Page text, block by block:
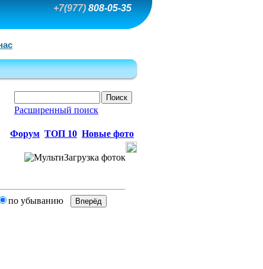
+7(977) 808-05-35
Расширенный поиск
Форум ТОП 10 Новые фото
по убыванию